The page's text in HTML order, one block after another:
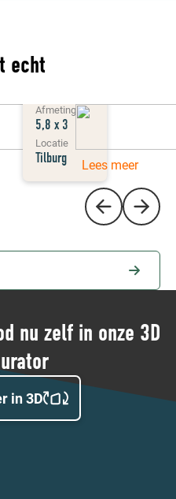
echt
Afmeting
5,8 x 3
Locatie
Tilburg Lees meer
nu zelf in onze 3D
in 3D